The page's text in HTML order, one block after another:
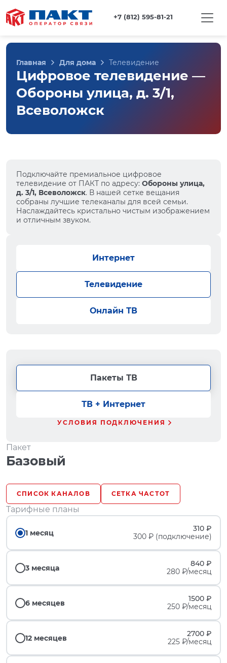
+7 (812) 595-81-21
Главная Для дома Телевидение
Цифровое телевидение —
Обороны улица, д. 3/1,
Всеволожск
Подключайте премиальное цифровое
телевидение от ПАКТ по адресу: Обороны улица,
д. 3/1, Всеволожск. В нашей сетке вещания
собраны лучшие телеканалы для всей семьи.
Наслаждайтесь кристально чистым изображением
и отличным звуком.
Интернет
Телевидение
Онлайн ТВ
Пакеты ТВ
ТВ + Интернет
УСЛОВИЯ ПОДКЛЮЧЕНИЯ
Пакет
Базовый
СПИСОК КАНАЛОВ СЕТКА ЧАСТОТ
Тарифные планы
1 месяц
310 ₽
300 ₽ (подключение)
3 месяца
840 ₽
280 ₽/месяц
6 месяцев
1500 ₽
250 ₽/месяц
12 месяцев
2700 ₽
225 ₽/месяц